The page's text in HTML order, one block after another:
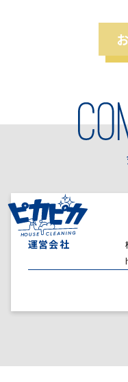
運営会社